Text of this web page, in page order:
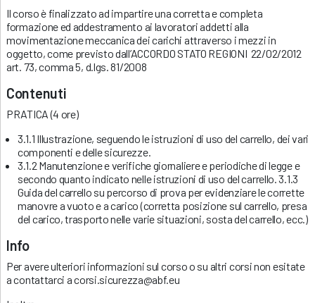
Il corso è finalizzato ad impartire una corretta e completa
formazione ed addestramento ai lavoratori addetti alla
movimentazione meccanica dei carichi attraverso i mezzi in
oggetto, come previsto dall’ACCORDO STATO REGIONI 22/02/2012
art. 73, comma 5, d.lgs. 81/2008
Contenuti
PRATICA (4 ore)
3.1.1 Illustrazione, seguendo le istruzioni di uso del carrello, dei vari
componenti e delle sicurezze.
3.1.2 Manutenzione e verifiche giornaliere e periodiche di legge e
secondo quanto indicato nelle istruzioni di uso del carrello. 3.1.3
Guida del carrello su percorso di prova per evidenziare le corrette
manovre a vuoto e a carico (corretta posizione sul carrello, presa
del carico, trasporto nelle varie situazioni, sosta del carrello, ecc.)
Info
Per avere ulteriori informazioni sul corso o su altri corsi non esitate
a contattarci a corsi.sicurezza@abf.eu